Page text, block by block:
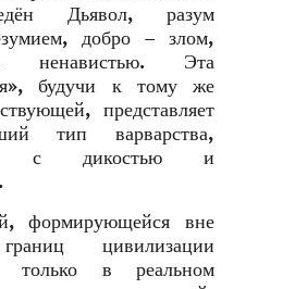
Дьявол, разум
добро – злом,
ненавистью. Эта
будучи к тому же
представляет
тип варварства,
с дикостью и
формирующейся вне
цивилизации
только в реальном